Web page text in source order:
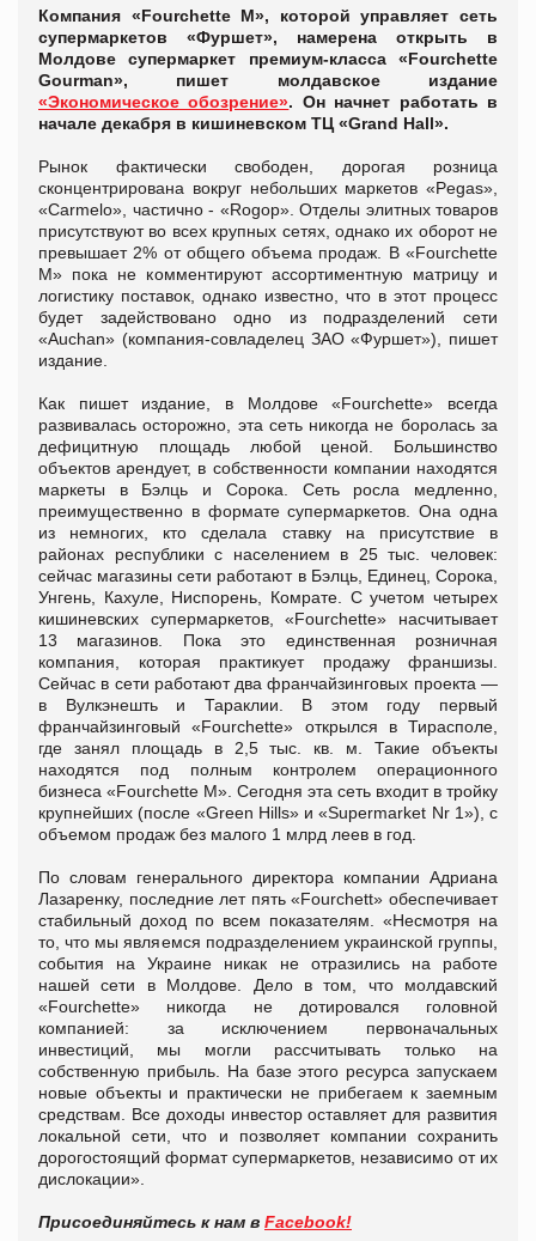
Компания «Fourchette M», которой управляет сеть
супермаркетов «Фуршет», намерена открыть в
Молдове супермаркет премиум-класса «Fourchette
Gourman», пишет молдавское издание
«Экономическое обозрение». Он начнет работать в
начале декабря в кишиневском ТЦ «Grand Hall».
Рынок фактически свободен, дорогая розница
сконцентрирована вокруг небольших маркетов «Pegas»,
«Carmelo», частично - «Rogop». Отделы элитных товаров
присутствуют во всех крупных сетях, однако их оборот не
превышает 2% от общего объема продаж. В «Fourchette
M» пока не комментируют ассортиментную матрицу и
логистику поставок, однако известно, что в этот процесс
будет задействовано одно из подразделений сети
«Auchan» (компания-совладелец ЗАО «Фуршет»), пишет
издание.
Как пишет издание, в Молдове «Fourchette» всегда
развивалась осторожно, эта сеть никогда не боролась за
дефицитную площадь любой ценой. Большинство
объектов арендует, в собственности компании находятся
маркеты в Бэлць и Сорока. Сеть росла медленно,
преимущественно в формате супермаркетов. Она одна
из немногих, кто сделала ставку на присутствие в
районах республики с населением в 25 тыс. человек:
сейчас магазины сети работают в Бэлць, Единец, Сорока,
Унгень, Кахуле, Ниспорень, Комрате. С учетом четырех
кишиневских супермаркетов, «Fourchette» насчитывает
13 магазинов. Пока это единственная розничная
компания, которая практикует продажу франшизы.
Сейчас в сети работают два франчайзинговых проекта —
в Вулкэнешть и Тараклии. В этом году первый
франчайзинговый «Fourchette» открылся в Тирасполе,
где занял площадь в 2,5 тыс. кв. м. Такие объекты
находятся под полным контролем операционного
бизнеса «Fourchette M». Сегодня эта сеть входит в тройку
крупнейших (после «Green Hills» и «Supermarket Nr 1»), с
объемом продаж без малого 1 млрд леев в год.
По словам генерального директора компании Адриана
Лазаренку, последние лет пять «Fourchett» обеспечивает
стабильный доход по всем показателям. «Несмотря на
то, что мы являемся подразделением украинской группы,
события на Украине никак не отразились на работе
нашей сети в Молдове. Дело в том, что молдавский
«Fourchette» никогда не дотировался головной
компанией: за исключением первоначальных
инвестиций, мы могли рассчитывать только на
собственную прибыль. На базе этого ресурса запускаем
новые объекты и практически не прибегаем к заемным
средствам. Все доходы инвестор оставляет для развития
локальной сети, что и позволяет компании сохранить
дорогостоящий формат супермаркетов, независимо от их
дислокации».
Присоединяйтесь к нам в Facebook!